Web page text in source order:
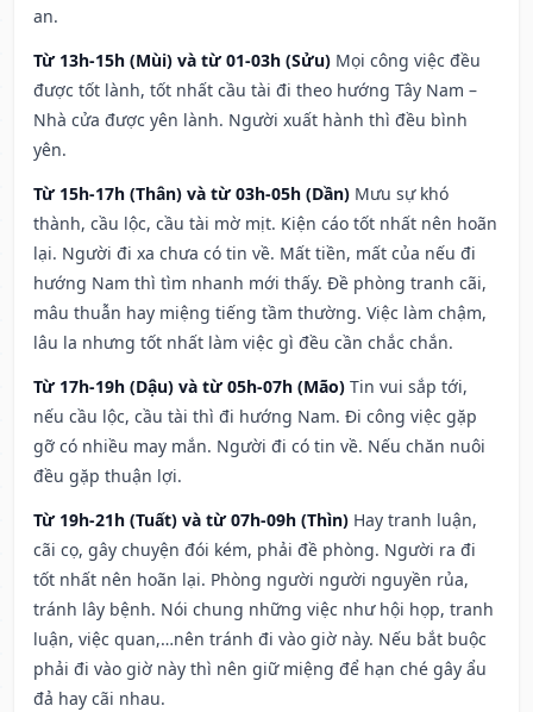
an.
Từ 13h-15h (Mùi) và từ 01-03h (Sửu) Mọi công việc đều
được tốt lành, tốt nhất cầu tài đi theo hướng Tây Nam –
Nhà cửa được yên lành. Người xuất hành thì đều bình
yên.
Từ 15h-17h (Thân) và từ 03h-05h (Dần) Mưu sự khó
thành, cầu lộc, cầu tài mờ mịt. Kiện cáo tốt nhất nên hoãn
lại. Người đi xa chưa có tin về. Mất tiền, mất của nếu đi
hướng Nam thì tìm nhanh mới thấy. Đề phòng tranh cãi,
mâu thuẫn hay miệng tiếng tầm thường. Việc làm chậm,
lâu la nhưng tốt nhất làm việc gì đều cần chắc chắn.
Từ 17h-19h (Dậu) và từ 05h-07h (Mão) Tin vui sắp tới,
nếu cầu lộc, cầu tài thì đi hướng Nam. Đi công việc gặp
gỡ có nhiều may mắn. Người đi có tin về. Nếu chăn nuôi
đều gặp thuận lợi.
Từ 19h-21h (Tuất) và từ 07h-09h (Thìn) Hay tranh luận,
cãi cọ, gây chuyện đói kém, phải đề phòng. Người ra đi
tốt nhất nên hoãn lại. Phòng người người nguyền rủa,
tránh lây bệnh. Nói chung những việc như hội họp, tranh
luận, việc quan,…nên tránh đi vào giờ này. Nếu bắt buộc
phải đi vào giờ này thì nên giữ miệng để hạn ché gây ẩu
đả hay cãi nhau.